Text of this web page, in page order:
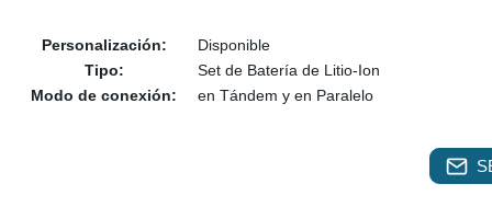
Personalización:
Disponible
Tipo:
Set de Batería de Litio-Ion
Modo de conexión:
en Tándem y en Paralelo